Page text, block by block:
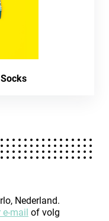
Nederland.
e-mail of volg